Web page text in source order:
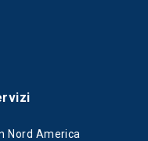
Nord America